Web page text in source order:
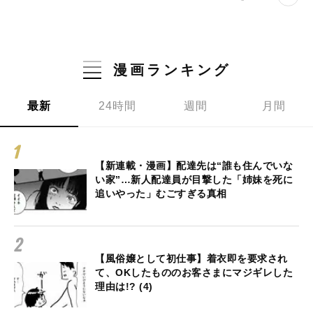
漫画ランキング
最新 24時間 週間 月間
【新連載・漫画】配達先は“誰も住んでいな
い家”…新人配達員が目撃した「姉妹を死に
追いやった」むごすぎる真相
【風俗嬢として初仕事】着衣即を要求され
て、OKしたもののお客さまにマジギレした
理由は!? (4)